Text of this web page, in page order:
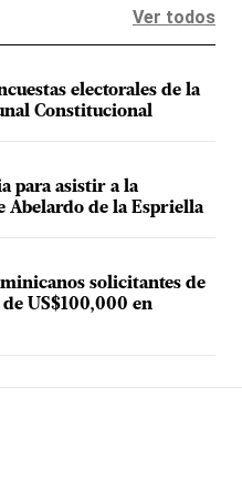
Ver todos
electorales de la
Constitucional
para asistir a la
Abelardo de la Espriella
solicitantes de
US$100,000 en